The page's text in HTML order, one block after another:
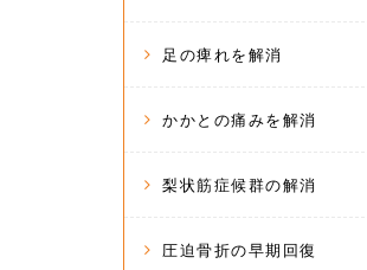
足の痺れを解消
かかとの痛みを解消
梨状筋症候群の解消
圧迫骨折の早期回復